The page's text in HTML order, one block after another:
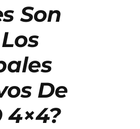
Son
De
4×4?